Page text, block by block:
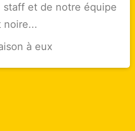
staff et de notre équipe
noire...
à eux